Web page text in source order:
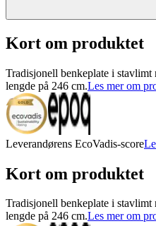
Kort om produktet
Tradisjonell benkeplate i stavlimt
lengde på 246 cm.Les mer om
Leverandørens EcoVadis-score
Kort om produktet
Tradisjonell benkeplate i stavlimt
lengde på 246 cm.Les mer om